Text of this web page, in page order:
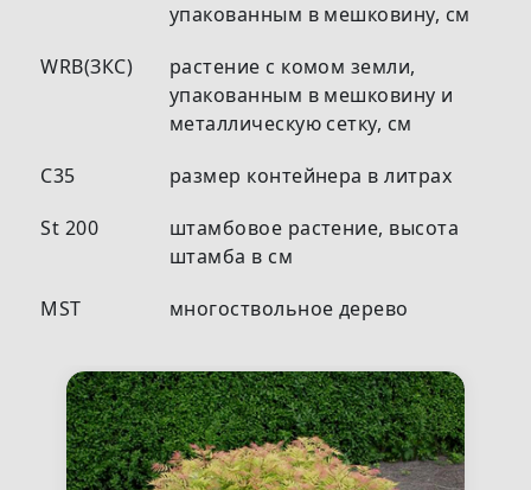
упакованным в мешковину, см
WRB(ЗКС)
растение с комом земли,
упакованным в мешковину и
металлическую сетку, см
С35
размер контейнера в литрах
St 200
штамбовое растение, высота
штамба в см
MST
многоствольное дерево